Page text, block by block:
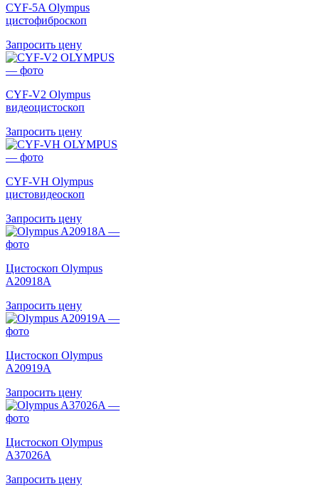
CYF-5A Olympus
цистофиброскоп
Запросить цену
CYF-V2 Olympus
видеоцистоскоп
Запросить цену
CYF-VH Olympus
цистовидеоскоп
Запросить цену
Цистоскоп Olympus
A20918A
Запросить цену
Цистоскоп Olympus
A20919A
Запросить цену
Цистоскоп Olympus
A37026A
Запросить цену